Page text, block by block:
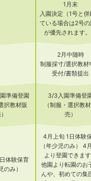
1月末
入園決定（1号と併
ている場合は2号
が優先されます。
2月中随時
制服採寸/選択教材
受付/書類提出
準備登園
択教材販
3/3入園準備登
（制服・選択教
売）
体験保育
のみ）
4月上旬 1日体験
（年少児のみ） 4
より登園できま
他園より転園のお
んや、初めての集